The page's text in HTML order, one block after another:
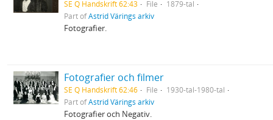
SE Q Handskrift 62:43 File
1879-tal
Part ofAstrid Värings arkiv
Fotografier.
Fotografier och filmer
SE Q Handskrift 62:46 File
1930-tal-1980-tal
Part ofAstrid Värings arkiv
Fotografier och Negativ.